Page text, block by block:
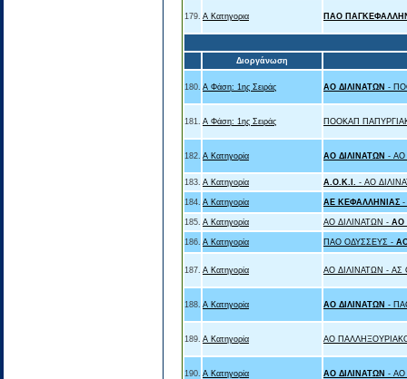
179. Α Κατηγορια ΠΑΟ
Διοργάνωση
180. Α Φάση: 1ης Σειράς ΑΟ ΔΙΛΙΝΑΤΩΝ -
181. Α Φάση: 1ης Σειράς ΠΟΟΚΑΠ
182. Α Κατηγορία ΑΟ ΔΙΛΙΝΑΤΩΝ -
183. Α Κατηγορία Α.Ο.Κ.Ι. - ΑΟ
184. Α Κατηγορία ΑΕ ΚΕΦΑΛΛΗΝΙΑΣ -
185. Α Κατηγορία ΑΟ ΔΙΛΙΝΑΤΩΝ - ΑΟ
186. Α Κατηγορία ΠΑΟ ΟΔΥΣΣΕΥΣ -
187. Α Κατηγορία ΑΟ ΔΙΛΙΝΑΤΩΝ -
188. Α Κατηγορία ΑΟ ΔΙΛΙΝΑΤΩΝ -
189. Α Κατηγορία ΑΟ
190. Α Κατηγορία ΑΟ ΔΙΛΙΝΑΤΩΝ - ΑΟ